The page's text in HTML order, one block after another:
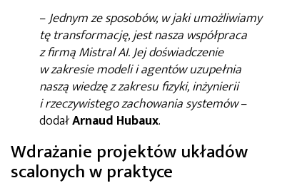
–Jednym ze sposobów, w jaki umożliwiamy
tę transformację, jest nasza współpraca
z firmą Mistral AI. Jej doświadczenie
w zakresie modeli i agentów uzupełnia
naszą wiedzę z zakresu fizyki, inżynierii
i rzeczywistego zachowania systemów–
dodałArnaud Hubaux.
Wdrażanie projektów układów
scalonych w praktyce